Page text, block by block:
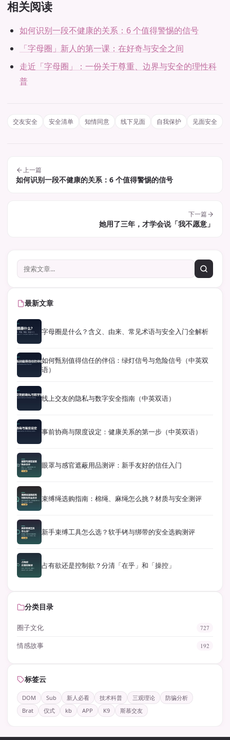
相关阅读
如何识别一段不健康的关系：6 个值得警惕的信号
「字母圈」新人的第一课：在好奇与安全之间
走近「字母圈」：一份关于尊重、边界与安全的理性科
普
交友安全 安全清单 知情同意 线下见面 自我保护 见面安全
上一篇
如何识别一段不健康的关系：6 个值得警惕的信号
下一篇
她用了三年，才学会说「我不愿意」
最新文章
字母圈是什么？含义、由来、常见术语与安全入门全解析
如何甄别值得信任的伴侣：绿灯信号与危险信号（中英双
语）
线上交友的隐私与数字安全指南（中英双语）
事前协商与限度设定：健康关系的第一步（中英双语）
眼罩与感官遮蔽用品测评：新手友好的信任入门
束缚绳选购指南：棉绳、麻绳怎么挑？材质与安全测评
新手束缚工具怎么选？软手铐与绑带的安全选购测评
占有欲还是控制欲？分清「在乎」和「操控」
分类目录
圈子文化 727
情感故事 192
标签云
DOM Sub 新人必看 技术科普 三观理论
防骗分析
Brat
仪式 kb APP K9 斯慕交友